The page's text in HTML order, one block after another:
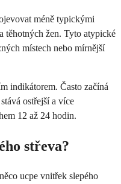
méně typickými
těhotných žen. Tyto atypické
místech nebo mírnější
indikátorem. Často začíná
ostřejší a více
12 až 24 hodin.
střeva?
ucpe vnitřek slepého